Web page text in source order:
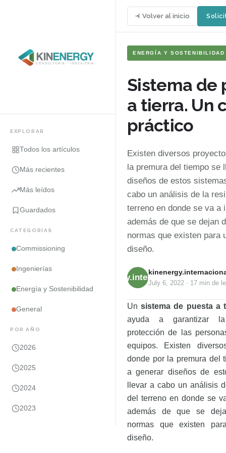
EXPLORAR
Todos los artículos
Más recientes
Más leídos
Guardados
CATEGORÍAS
Commissioning
Ingenierías
Energía y Sostenibilidad
General
POR AÑO
2026
2025
2024
2023
Volver al inicio
ENERGÍA Y SOSTENIBILIDAD
Sistema de
a tierra. Un
práctico
Existen diversos
la premura del tiempo se
diseños de estos
cabo un análisis de la
terreno en donde se va a
además de que se dejan
normas que existen para
diseño.
kinenergy.internacional
July 6, 2022 · 17 min de
Unsistema de puesta a
ayuda a garantizar
protección de las
equipos. Existen
donde por la premura del
a generar diseños de
llevar a cabo un análisis
del terreno en donde se
además de que se
normas que existen
diseño.